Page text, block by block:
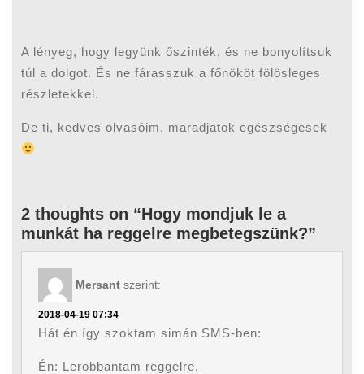
A lényeg, hogy legyünk őszinték, és ne bonyolítsuk
túl a dolgot. És ne fárasszuk a főnököt fölösleges
részletekkel.
De ti, kedves olvasóim, maradjatok egészségesek
2 thoughts on “Hogy mondjuk le a
munkát ha reggelre megbetegszünk?”
Mersant szerint:
2018-04-19 07:34
Hát én így szoktam simán SMS-ben:
Én: Lerobbantam reggelre.